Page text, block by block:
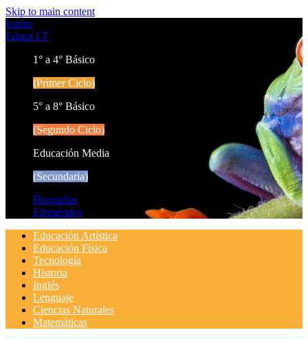
Skip to main content
Icarito
Educa LT
1° a 4° Básico
(Primer Ciclo)
5° a 8° Básico
(Segundo Ciclo)
Educación Media
(Secundaria)
Biografías
Efemérides
Educación Artística
Educación Física
Tecnología
Historia
Inglés
Lenguaje
Ciencias Naturales
Matemáticas